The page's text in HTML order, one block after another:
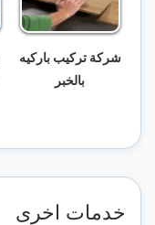
شركة تركيب باركيه
بالخبر
خدمات اخرى